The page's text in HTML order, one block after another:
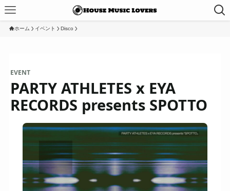
ホーム イベント Disco
EVENT
PARTY ATHLETES x EYA
RECORDS presents SPOTTO